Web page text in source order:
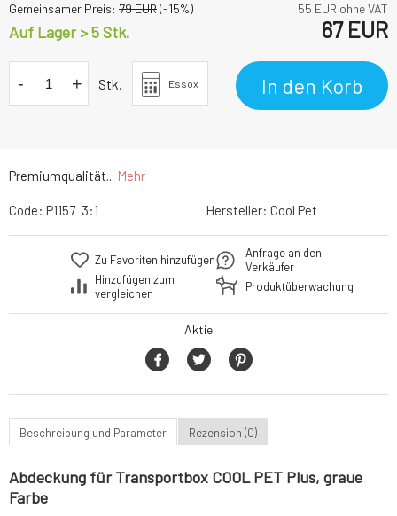
Premiumqualität... Mehr
Gemeinsamer Preis: 79EUR(-15%) 55 EUR ohne VAT
Auf Lager > 5 Stk. 67EUR
- + Stk. Essox In den Korb
Code: P1157_3:1_ Hersteller: Cool Pet
Zu Favoriten hinzufügen
Hinzufügen zum
vergleichen
Anfrage an den
Verkäufer
Produktüberwachung
Aktie
Beschreibung und Parameter Rezension (0)
Abdeckung für Transportbox COOL PET Plus, graue
Farbe